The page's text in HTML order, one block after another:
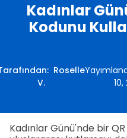
Kadınlar
Kodunu
: Roselle
V.
Kadınlar Günü'nde bir